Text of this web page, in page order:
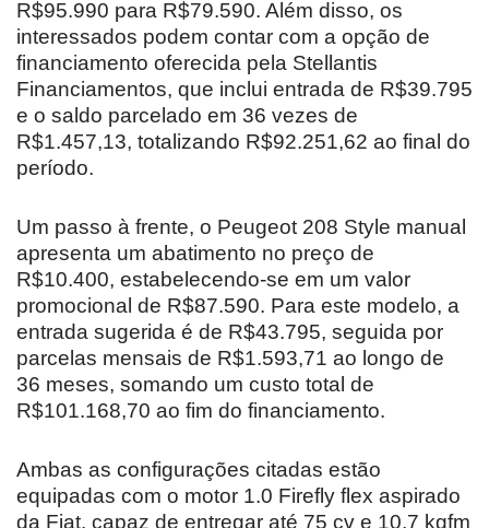
R$95.990 para R$79.590. Além disso, os
interessados podem contar com a opção de
financiamento oferecida pela Stellantis
Financiamentos, que inclui entrada de R$39.795
e o saldo parcelado em 36 vezes de
R$1.457,13, totalizando R$92.251,62 ao final do
período.
Um passo à frente, o Peugeot 208 Style manual
apresenta um abatimento no preço de
R$10.400, estabelecendo-se em um valor
promocional de R$87.590. Para este modelo, a
entrada sugerida é de R$43.795, seguida por
parcelas mensais de R$1.593,71 ao longo de
36 meses, somando um custo total de
R$101.168,70 ao fim do financiamento.
Ambas as configurações citadas estão
equipadas com o motor 1.0 Firefly flex aspirado
da Fiat, capaz de entregar até 75 cv e 10,7 kgfm